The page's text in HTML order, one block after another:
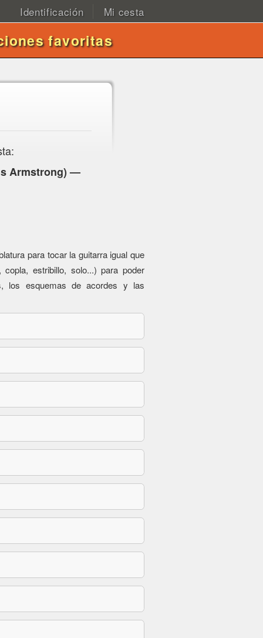
Identificación Mi cesta
favoritas
Armstrong) —
para tocar la guitarra igual que
estribillo, solo...) para poder
los esquemas de acordes y las